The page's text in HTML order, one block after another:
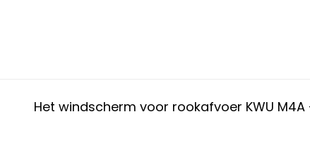
Het windscherm voor rookafvoer KWU M4A